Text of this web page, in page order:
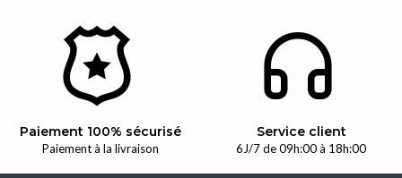
Paiement 100% sécurisé
Paiement à la livraison
Service client
6J/7 de 09h:00 à 18h:00